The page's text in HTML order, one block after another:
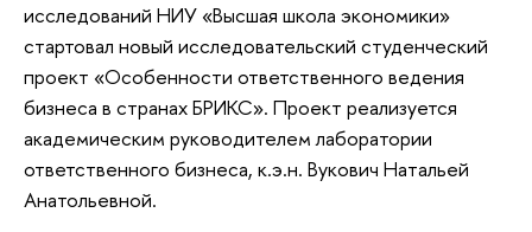
исследований НИУ «Высшая школа экономики»
стартовал новый исследовательский студенческий
проект «Особенности ответственного ведения
бизнеса в странах БРИКС». Проект реализуется
академическим руководителем лаборатории
ответственного бизнеса, к.э.н. Вукович Натальей
Анатольевной.